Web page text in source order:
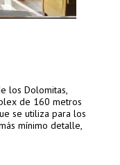
los Dolomitas,
de 160 metros
se utiliza para los
mínimo detalle,